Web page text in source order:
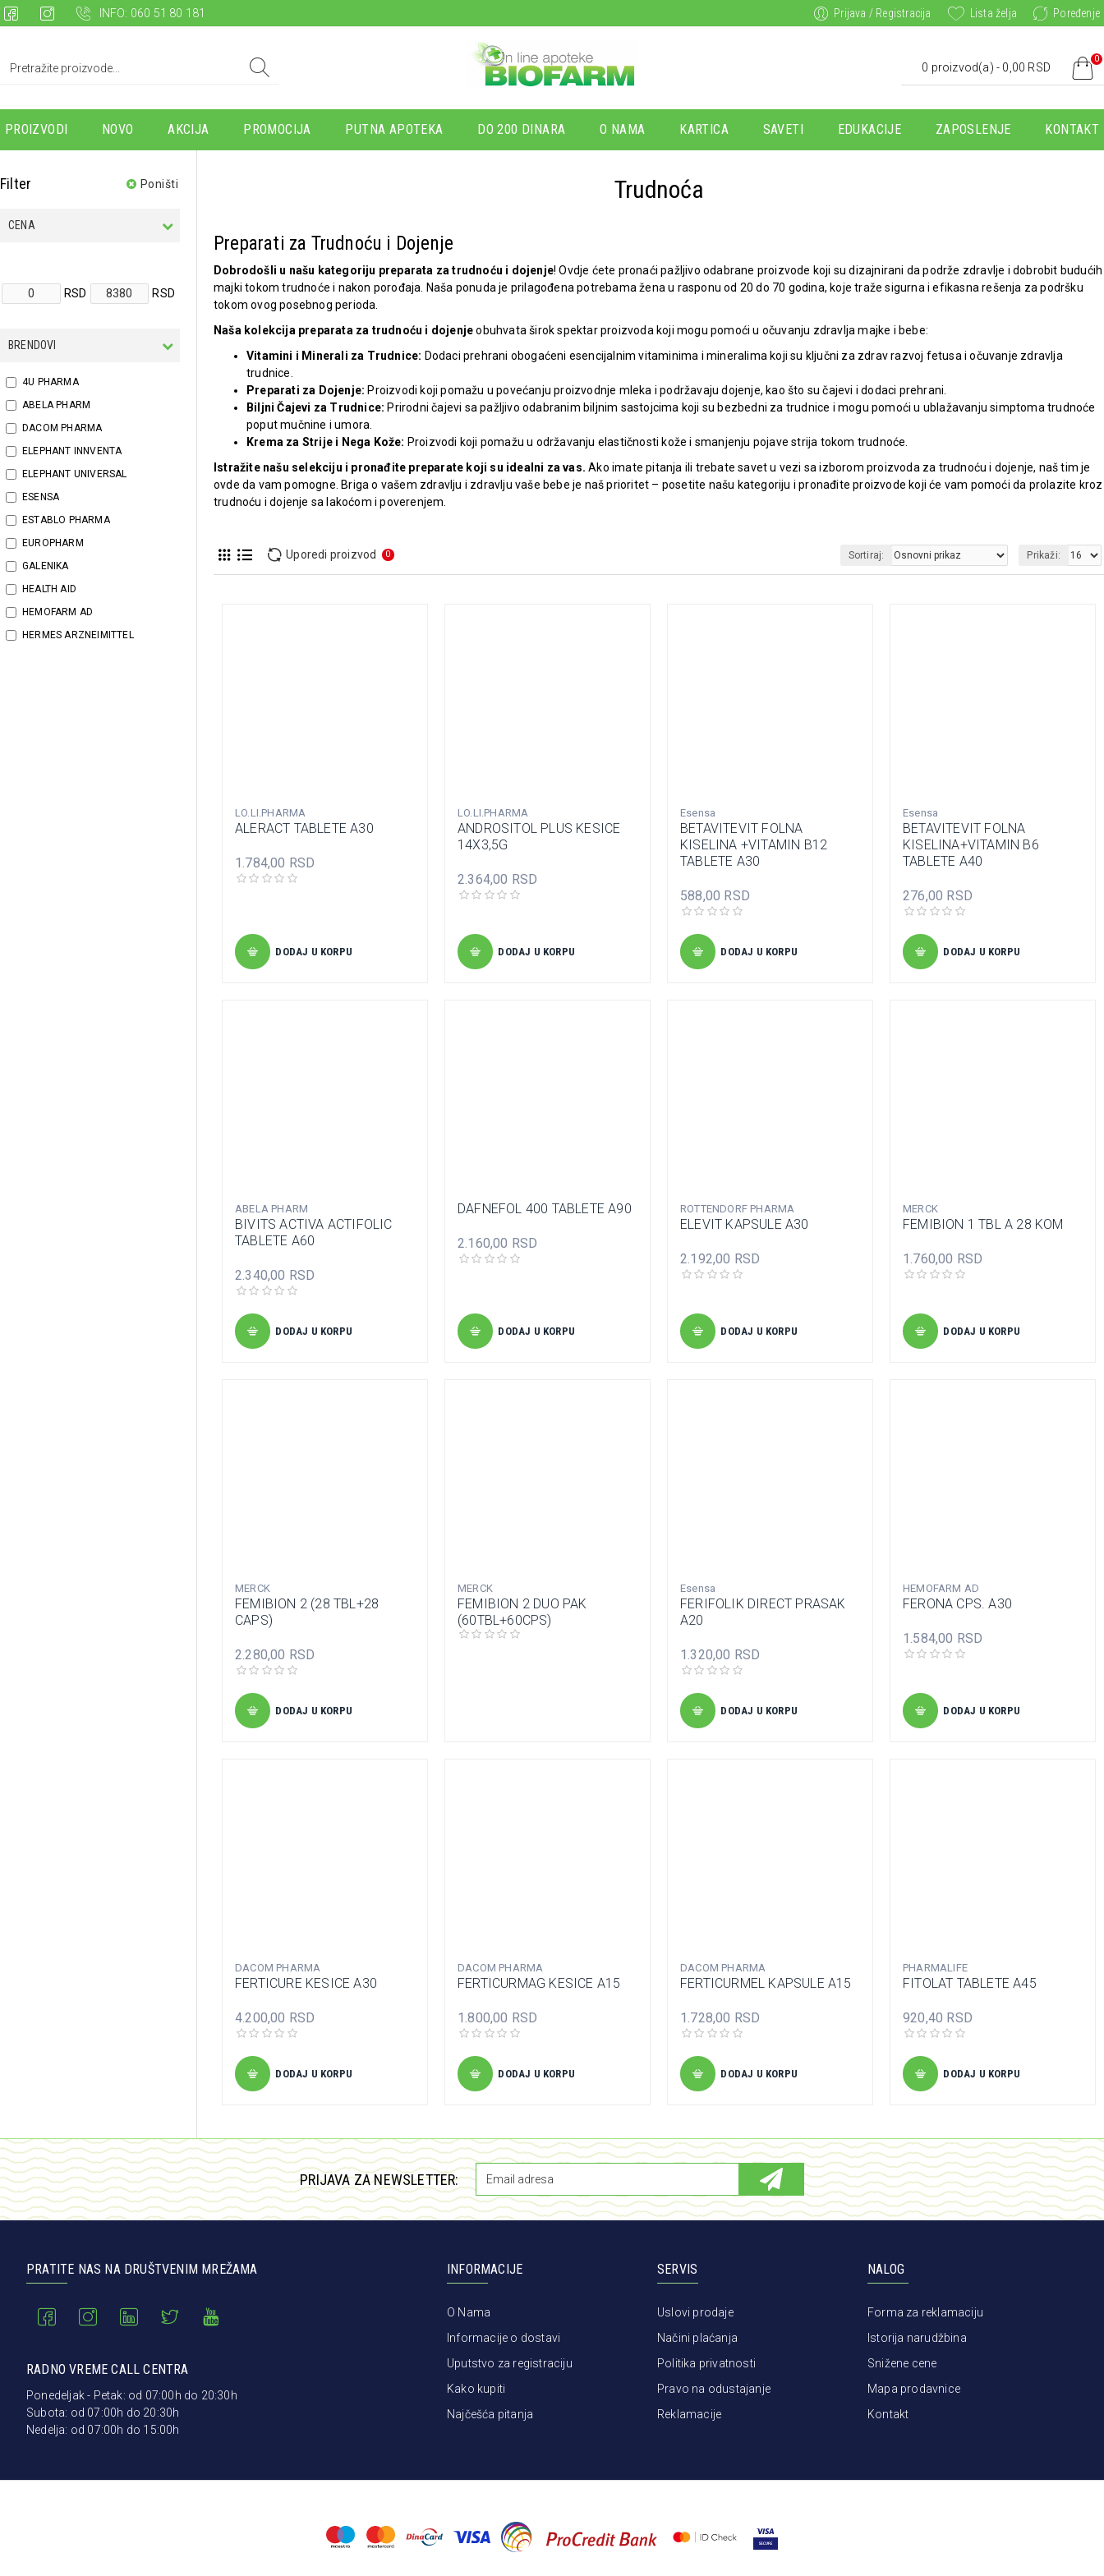
INFO: 060 51 80 181 Prijava / Registracija Lista želja Poređenje
0 proizvod(a) - 0,00 RSD
0
PROIZVODI NOVO AKCIJA PROMOCIJA PUTNA APOTEKA DO 200 DINARA O NAMA KARTICA SAVETI EDUKACIJE ZAPOSLENJE KONTAKT
Filter Poništi
CENA
RSD RSD
BRENDOVI
4U PHARMA
ABELA PHARM
DACOM PHARMA
ELEPHANT INNVENTA
ELEPHANT UNIVERSAL
ESENSA
ESTABLO PHARMA
EUROPHARM
GALENIKA
HEALTH AID
HEMOFARM AD
HERMES ARZNEIMITTEL
Trudnoća
Preparati za Trudnoću i Dojenje
Dobrodošli u našu kategoriju preparata za trudnoću i dojenje! Ovdje ćete pronaći pažljivo odabrane proizvode koji su dizajnirani da podrže zdravlje i dobrobit budućih
majki tokom trudnoće i nakon porođaja. Naša ponuda je prilagođena potrebama žena u rasponu od 20 do 70 godina, koje traže sigurna i efikasna rešenja za podršku
tokom ovog posebnog perioda.
Naša kolekcija preparata za trudnoću i dojenjeobuhvata širok spektar proizvoda koji mogu pomoći u očuvanju zdravlja majke i bebe:
Vitamini i Minerali za Trudnice: Dodaci prehrani obogaćeni esencijalnim vitaminima i mineralima koji su ključni za zdrav razvoj fetusa i očuvanje zdravlja
trudnice.
Preparati za Dojenje: Proizvodi koji pomažu u povećanju proizvodnje mleka i podržavaju dojenje, kao što su čajevi i dodaci prehrani.
Biljni Čajevi za Trudnice: Prirodni čajevi sa pažljivo odabranim biljnim sastojcima koji su bezbedni za trudnice i mogu pomoći u ublažavanju simptoma trudnoće
poput mučnine i umora.
Krema za Strije i Nega Kože: Proizvodi koji pomažu u održavanju elastičnosti kože i smanjenju pojave strija tokom trudnoće.
Istražite našu selekciju i pronađite preparate koji su idealni za vas. Ako imate pitanja ili trebate savet u vezi sa izborom proizvoda za trudnoću i dojenje, naš tim je
ovde da vam pomogne. Briga o vašem zdravlju i zdravlju vaše bebe je naš prioritet – posetite našu kategoriju i pronađite proizvode koji će vam pomoći da prolazite kroz
trudnoću i dojenje sa lakoćom i poverenjem.
Uporedi proizvod 0 Sortiraj: Prikaži:
LO.LI.PHARMA
ALERACT TABLETE A30
1.784,00 RSD
DODAJ U KORPU
LO.LI.PHARMA
ANDROSITOL PLUS KESICE
14X3,5G
2.364,00 RSD
DODAJ U KORPU
Esensa
BETAVITEVIT FOLNA
KISELINA +VITAMIN B12
TABLETE A30
588,00 RSD
DODAJ U KORPU
Esensa
BETAVITEVIT FOLNA
KISELINA+VITAMIN B6
TABLETE A40
276,00 RSD
DODAJ U KORPU
ABELA PHARM
BIVITS ACTIVA ACTIFOLIC
TABLETE A60
2.340,00 RSD
DODAJ U KORPU
DAFNEFOL 400 TABLETE A90
2.160,00 RSD
DODAJ U KORPU
ROTTENDORF PHARMA
ELEVIT KAPSULE A30
2.192,00 RSD
DODAJ U KORPU
MERCK
FEMIBION 1 TBL A 28 KOM
1.760,00 RSD
DODAJ U KORPU
MERCK
FEMIBION 2 (28 TBL+28
CAPS)
2.280,00 RSD
DODAJ U KORPU
MERCK
FEMIBION 2 DUO PAK
(60TBL+60CPS)
Esensa
FERIFOLIK DIRECT PRASAK
A20
1.320,00 RSD
DODAJ U KORPU
HEMOFARM AD
FERONA CPS. A30
1.584,00 RSD
DODAJ U KORPU
DACOM PHARMA
FERTICURE KESICE A30
4.200,00 RSD
DODAJ U KORPU
DACOM PHARMA
FERTICURMAG KESICE A15
1.800,00 RSD
DODAJ U KORPU
DACOM PHARMA
FERTICURMEL KAPSULE A15
1.728,00 RSD
DODAJ U KORPU
PHARMALIFE
FITOLAT TABLETE A45
920,40 RSD
DODAJ U KORPU
PRIJAVA ZA NEWSLETTER:
PRATITE NAS NA DRUŠTVENIM MREŽAMA
RADNO VREME CALL CENTRA
Ponedeljak - Petak: od 07:00h do 20:30h
Subota: od 07:00h do 20:30h
Nedelja: od 07:00h do 15:00h
INFORMACIJE
O Nama
Informacije o dostavi
Uputstvo za registraciju
Kako kupiti
Najčešća pitanja
SERVIS
Uslovi prodaje
Načini plaćanja
Politika privatnosti
Pravo na odustajanje
Reklamacije
NALOG
Forma za reklamaciju
Istorija narudžbina
Snižene cene
Mapa prodavnice
Kontakt